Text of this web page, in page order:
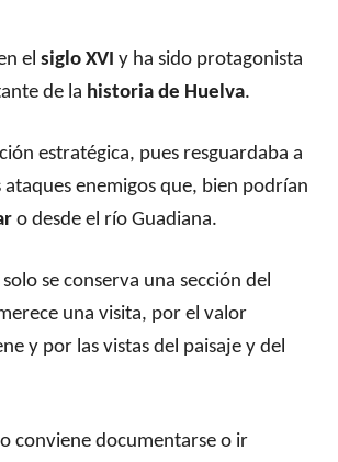
el siglo XVI y ha sido protagonista
de la historia de Huelva.
estratégica, pues resguardaba a
ataques enemigos que, bien podrían
o desde el río Guadiana.
se conserva una sección del
una visita, por el valor
y por las vistas del paisaje y del
conviene documentarse o ir